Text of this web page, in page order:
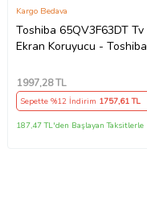
Toshiba 65QV3F63DT Tv
Ekran Koruyucu - Toshiba
ekran Koruyucu
Kargo Bedava
1997,28 TL
Sepette %12 İndirim 1757,61 TL
187,47 TL'den Başlayan Taksitlerle